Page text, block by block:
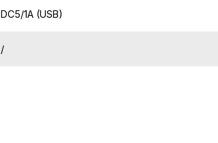
DC5/1A (USB)
/